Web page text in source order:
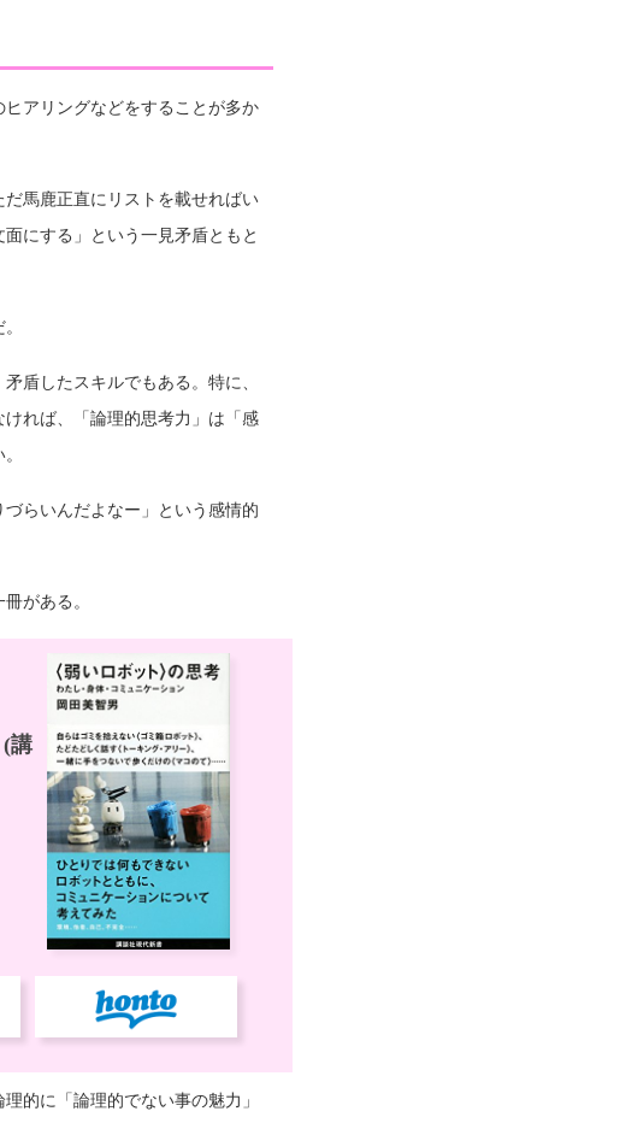
アリングなどをすることが多か
馬鹿正直にリストを載せればい
にする」という一見矛盾ともと
盾したスキルでもある。特に、
れば、「論理的思考力」は「感
らいんだよなー」という感情的
がある。
的に「論理的でない事の魅力」